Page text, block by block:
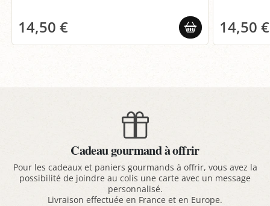
14,50 € 14,50 €
Cadeau gourmand à offrir
Pour les cadeaux et paniers gourmands à offrir, vous avez la
possibilité de joindre au colis une carte avec un message
personnalisé.
Livraison effectuée en France et en Europe.